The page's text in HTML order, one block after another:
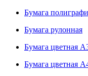
Бумага
Бумага рулонная
Бумага цветная
Бумага цветная